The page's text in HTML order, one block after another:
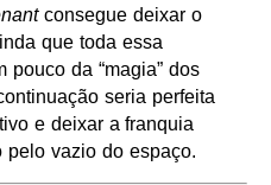
consegue deixar o
que toda essa
pouco da “magia” dos
seria perfeita
e deixar a franquia
pelo vazio do espaço.